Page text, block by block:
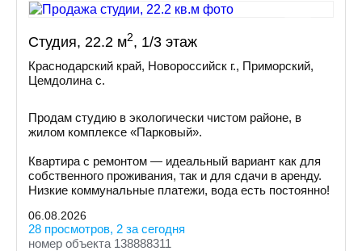
Студия, 22.2 м2, 1/3 этаж
Краснодарский край, Новороссийск г., Приморский,
Цемдолина с.
Продам студию в экологически чистом районе, в
жилом комплексе «Парковый».
Квартира с ремонтом — идеальный вариант как для
собственного проживания, так и для сдачи в аренду.
Низкие коммунальные платежи, вода есть постоянно!
06.08.2026
28 просмотров, 2 за сегодня
номер объекта 138888311